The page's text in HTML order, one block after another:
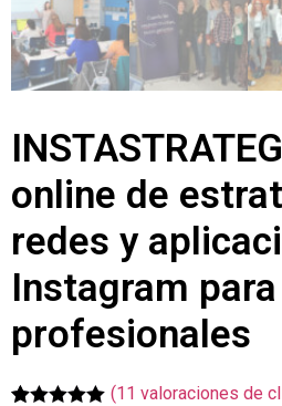
online de
redes y
Instagram para
profesionales
(11 valoraciones de